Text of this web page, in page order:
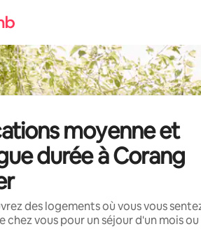
moyenne et
durée à Corang
des logements où vous vous
chez vous pour un séjour d'un mois ou